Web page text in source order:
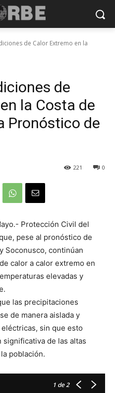
de Calor Extremo en la
de
la Costa de
Pronóstico de
0
221
Protección Civil del
pese al pronóstico de
Soconusco, continúan
calor a calor extremo en
elevadas y
las precipitaciones
de manera aislada y
sin que esto
de las altas
población.
1 de 2